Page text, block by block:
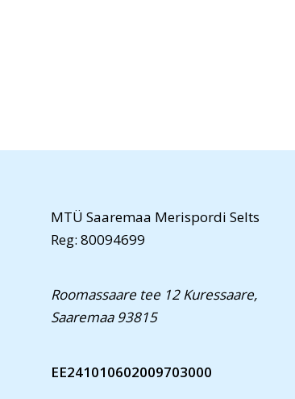
MTÜ Saaremaa Merispordi Selts
Reg: 80094699
Roomassaare tee 12 Kuressaare,
Saaremaa 93815
EE241010602009703000